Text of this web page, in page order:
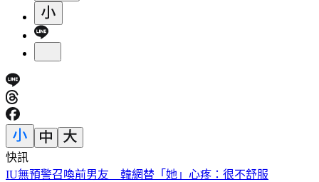
快訊
快訊／財神爺不在家 威力彩頭獎、二獎雙槓龜